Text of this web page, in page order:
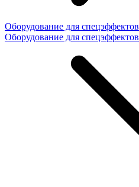
Оборудование для спецэффектов
Оборудование для спецэффектов